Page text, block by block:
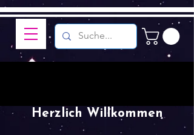
Herzlich Willkommen